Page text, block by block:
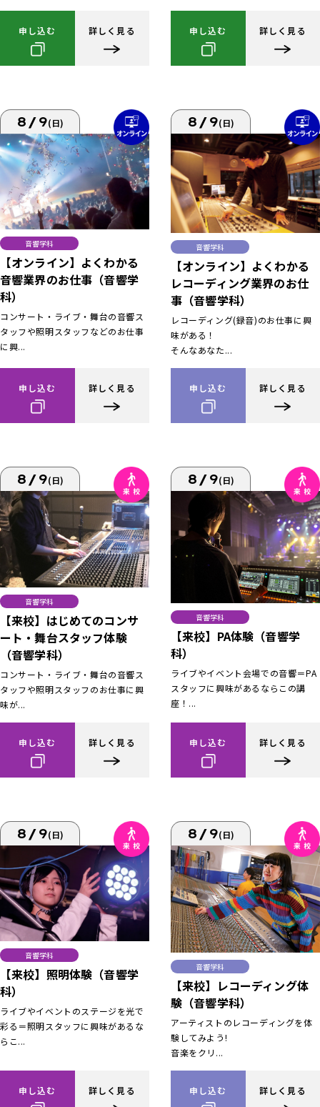
申し込む 詳しく見る 申し込む 詳しく見る
8/9(日)
音響学科
【オンライン】よくわかる
音響業界のお仕事（音響学
科）
コンサート・ライブ・舞台の音響ス
タッフや照明スタッフなどのお仕事
に興...
申し込む 詳しく見る
8/9(日)
音響学科
【オンライン】よくわかる
レコーディング業界のお仕
事（音響学科）
レコーディング(録音)のお仕事に興
味がある！
そんなあなた...
申し込む 詳しく見る
8/9(日)
音響学科
【来校】はじめてのコンサ
ート・舞台スタッフ体験
（音響学科）
コンサート・ライブ・舞台の音響ス
タッフや照明スタッフのお仕事に興
味が...
申し込む 詳しく見る
8/9(日)
音響学科
【来校】PA体験（音響学
科）
ライブやイベント会場での音響＝PA
スタッフに興味があるならこの講
座！...
申し込む 詳しく見る
8/9(日)
音響学科
【来校】照明体験（音響学
科）
ライブやイベントのステージを光で
彩る＝照明スタッフに興味があるな
らこ...
申し込む 詳しく見る
8/9(日)
音響学科
【来校】レコーディング体
験（音響学科）
アーティストのレコーディングを体
験してみよう!
音楽をクリ...
申し込む 詳しく見る